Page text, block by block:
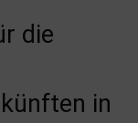
die
in